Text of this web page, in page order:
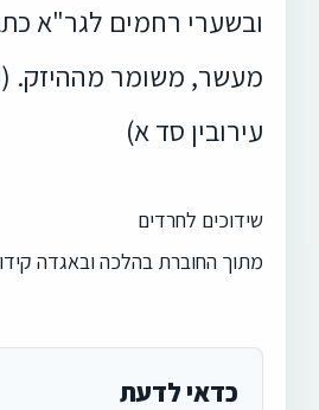
ובשערי רחמים לגר"א
מעשר, משומר מההיזק.
עירובין סד א)
שידוכים לחרדים
מתוך החוברת בהלכה ובאגדה
כדאי לדעת